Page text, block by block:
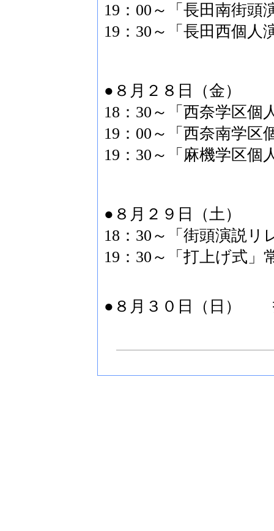
19：00～「長田南街頭
19：30～「長田西個人
●８月２８日（金）
18：30～「西奈学区個
19：00～「西奈南学区
19：30～「麻機学区個
●８月２９日（土）
18：30～「街頭演説
19：30～「打上げ式」
●８月３０日（日）